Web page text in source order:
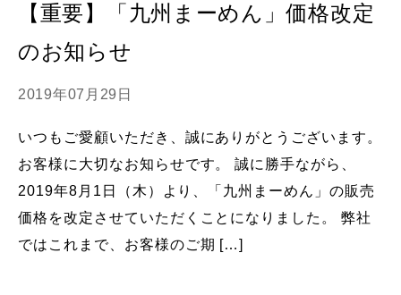
【重要】「九州まーめん」価格改定
のお知らせ
2019年07月29日
いつもご愛顧いただき、誠にありがとうございます。
お客様に大切なお知らせです。 誠に勝手ながら、
2019年8月1日（木）より、「九州まーめん」の販売
価格を改定させていただくことになりました。 弊社
ではこれまで、お客様のご期 […]